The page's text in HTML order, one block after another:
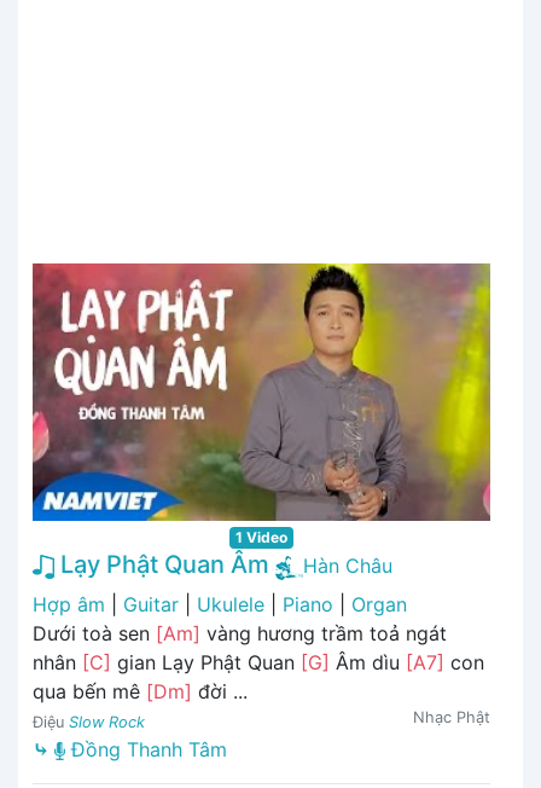
1 Video
Lạy Phật Quan Âm
Hàn Châu
Hợp âm
Guitar Ukulele Piano
Organ
Dưới toà sen [Am] vàng hương trầm toả ngát
nhân [C] gian Lạy Phật Quan [G] Âm dìu [A7] con
qua bến mê [Dm] đời ...
Điệu Slow Rock Nhạc Phật
⤷ Đồng Thanh Tâm